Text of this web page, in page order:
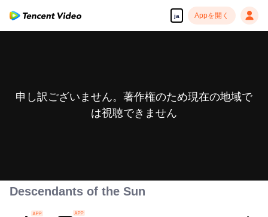
ja Appを開く
申し訳ございません。著作権のため現在の地域で
は視聴できません
Descendants of the Sun